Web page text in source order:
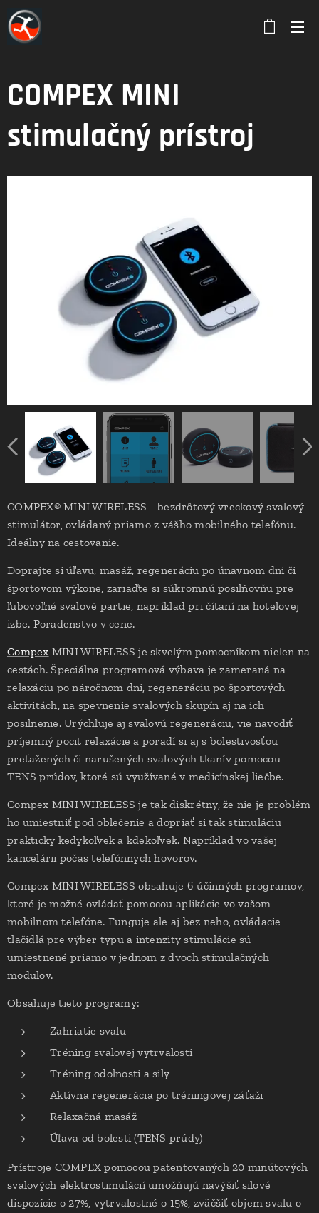
COMPEX MINI
stimulačný prístroj
COMPEX® MINI WIRELESS - bezdrôtový vreckový svalový
stimulátor, ovládaný priamo z vášho mobilného telefónu.
Ideálny na cestovanie.
Doprajte si úľavu, masáž, regeneráciu po únavnom dni či
športovom výkone, zariaďte si súkromnú posilňovňu pre
ľubovoľné svalové partie, napríklad pri čítaní na hotelovej
izbe. Poradenstvo v cene.
Compex MINI WIRELESS je skvelým pomocníkom nielen na
cestách. Špeciálna programová výbava je zameraná na
relaxáciu po náročnom dni, regeneráciu po športových
aktivitách, na spevnenie svalových skupín aj na ich
posilnenie. Urýchľuje aj svalovú regeneráciu, vie navodiť
príjemný pocit relaxácie a poradí si aj s bolestivosťou
preťažených či narušených svalových tkanív pomocou
TENS prúdov, ktoré sú využívané v medicínskej liečbe.
Compex MINI WIRELESS je tak diskrétny, že nie je problém
ho umiestniť pod oblečenie a dopriať si tak stimuláciu
prakticky kedykoľvek a kdekoľvek. Napríklad vo vašej
kancelárii počas telefónnych hovorov.
Compex MINI WIRELESS obsahuje 6 účinných programov,
ktoré je možné ovládať pomocou aplikácie vo vašom
mobilnom telefóne. Funguje ale aj bez neho, ovládacie
tlačidlá pre výber typu a intenzity stimulácie sú
umiestnené priamo v jednom z dvoch stimulačných
modulov.
Obsahuje tieto programy:
Zahriatie svalu
Tréning svalovej vytrvalosti
Tréning odolnosti a sily
Aktívna regenerácia po tréningovej záťaži
Relaxačná masáž
Úľava od bolesti (TENS prúdy)
Prístroje COMPEX pomocou patentovaných 20 minútových
svalových elektrostimulácií umožňujú navýšiť silové
dispozície o 27%, vytrvalostné o 15%, zväčšiť objem svalu o